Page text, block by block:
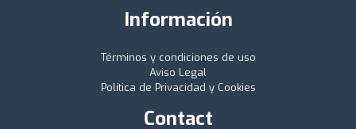
Información
Términos y condiciones de uso
Aviso Legal
Política de Privacidad y Cookies
Contact